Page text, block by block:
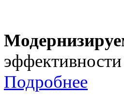
эффективности
Подробнее